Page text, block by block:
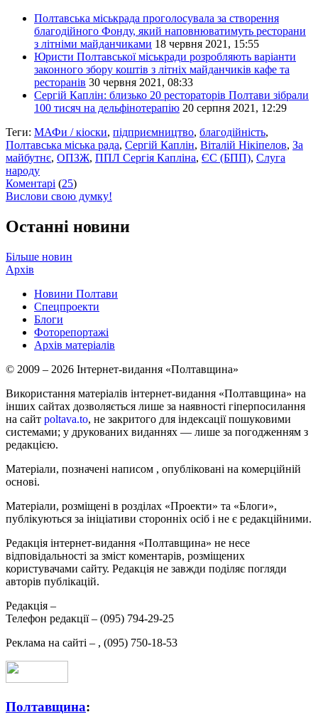
Полтавська міськрада проголосувала за створення
благодійного Фонду, який наповнюватимуть ресторани
з літніми майданчиками 18 червня 2021, 15:55
Юристи Полтавської міськради розробляють варіанти
законного збору коштів з літніх майданчиків кафе та
ресторанів 30 червня 2021, 08:33
Сергій Каплін: близько 20 рестораторів Полтави зібрали
100 тисяч на дельфінотерапію 20 серпня 2021, 12:29
Теги: МАФи / кіоски, підприємництво, благодійність,
Полтавська міська рада, Сергій Каплін, Віталій Нікіпелов, За
майбутнє, ОПЗЖ, ППЛ Сергія Капліна, ЄС (БПП), Слуга
народу
Коментарі (25)
Вислови свою думку!
Останні новини
Більше новин
Архів
Новини Полтави
Спецпроекти
Блоги
Фоторепортажі
Архів матеріалів
© 2009 – 2026 Інтернет-видання «Полтавщина»
Використання матеріалів інтернет-видання «Полтавщина» на
інших сайтах дозволяється лише за наявності гіперпосилання
на сайт poltava.to, не закритого для індексації пошуковими
системами; у друкованих виданнях — лише за погодженням з
редакцією.
Матеріали, позначені написом , опубліковані на комерційній
основі.
Матеріали, розміщені в розділах «Проекти» та «Блоги»,
публікуються за ініціативи сторонніх осіб і не є редакційними.
Редакція інтернет-видання «Полтавщина» не несе
відповідальності за зміст коментарів, розміщених
користувачами сайту. Редакція не завжди поділяє погляди
авторів публікацій.
Редакція –
Телефон редакції – (095) 794-29-25
Реклама на сайті – , (095) 750-18-53
Полтавщина: